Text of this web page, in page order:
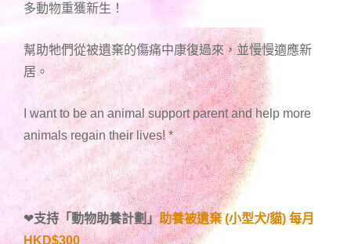
多動物重獲新生！
幫助牠們從被遺棄的傷痛中康復過來，並慢慢適應新
居。
I want to be an animal support parent and help more
animals regain their lives! *
❤支持「動物助養計劃」助養被遺棄 (小型犬/貓) 每月
HKD$300